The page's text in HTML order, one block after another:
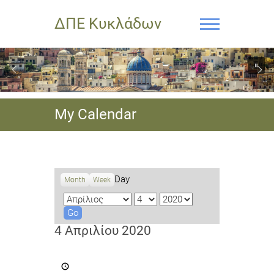
ΔΠΕ Κυκλάδων
My Calendar
Month Week Day
M
o
n
D
y
Y
a
4 Απριλίου 2020
Μαθητικό